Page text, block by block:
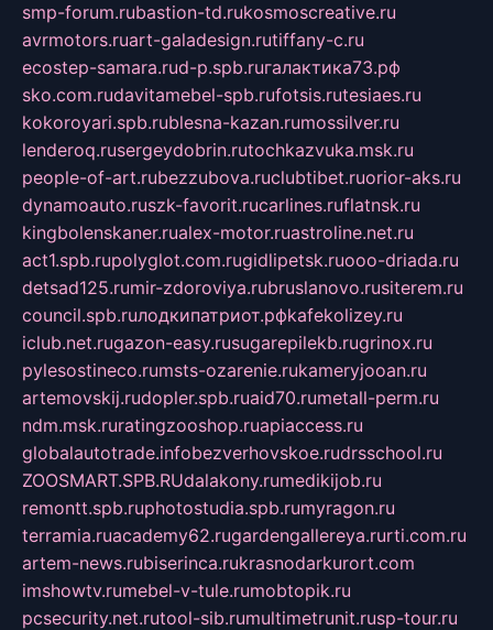
smp-forum.rubastion-td.rukosmoscreative.ru
avrmotors.ruart-galadesign.rutiffany-c.ru
ecostep-samara.rud-p.spb.ruгалактика73.рф
sko.com.rudavitamebel-spb.rufotsis.rutesiaes.ru
kokoroyari.spb.rublesna-kazan.rumossilver.ru
lenderoq.rusergeydobrin.rutochkazvuka.msk.ru
people-of-art.rubezzubova.ruclubtibet.ruorior-aks.ru
dynamoauto.ruszk-favorit.rucarlines.ruflatnsk.ru
kingbolenskaner.rualex-motor.ruastroline.net.ru
act1.spb.rupolyglot.com.rugidlipetsk.ruooo-driada.ru
detsad125.rumir-zdoroviya.rubruslanovo.rusiterem.ru
council.spb.ruлодкипатриот.рфkafekolizey.ru
iclub.net.rugazon-easy.rusugarepilekb.rugrinox.ru
pylesostineco.rumsts-ozarenie.rukameryjooan.ru
artemovskij.rudopler.spb.ruaid70.rumetall-perm.ru
ndm.msk.ruratingzooshop.ruapiaccess.ru
globalautotrade.infobezverhovskoe.rudrsschool.ru
ZOOSMART.SPB.RUdalakony.rumedikijob.ru
remontt.spb.ruphotostudia.spb.rumyragon.ru
terramia.ruacademy62.rugardengallereya.rurti.com.ru
artem-news.rubiserinca.rukrasnodarkurort.com
imshowtv.rumebel-v-tule.rumobtopik.ru
pcsecurity.net.rutool-sib.rumultimetrunit.rusp-tour.ru